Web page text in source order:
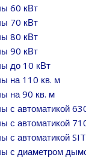
60 кВт
70 кВт
80 кВт
90 кВт
до 10 кВт
на 110 кв. м
на 90 кв. м
с автоматикой
с автоматикой
с автоматикой
с диаметром